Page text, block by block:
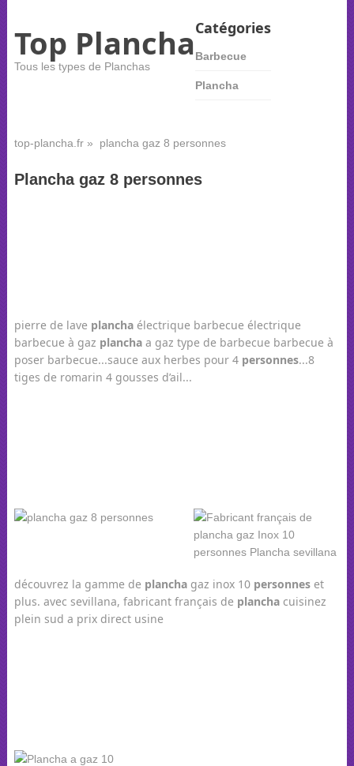
Top Plancha
Tous les types de Planchas
Catégories
Barbecue
Plancha
top-plancha.fr» plancha gaz 8 personnes
Plancha gaz 8 personnes
pierre de lave planchaélectrique barbecue électrique
barbecue à gaz planchaa gaz type de barbecue barbecue à
poser barbecue...sauce aux herbes pour 4 personnes...8
tiges de romarin 4 gousses d’ail...
découvrez la gamme de planchagaz inox 10 personneset
plus. avec sevillana, fabricant français de planchacuisinez
plein sud a prix direct usine